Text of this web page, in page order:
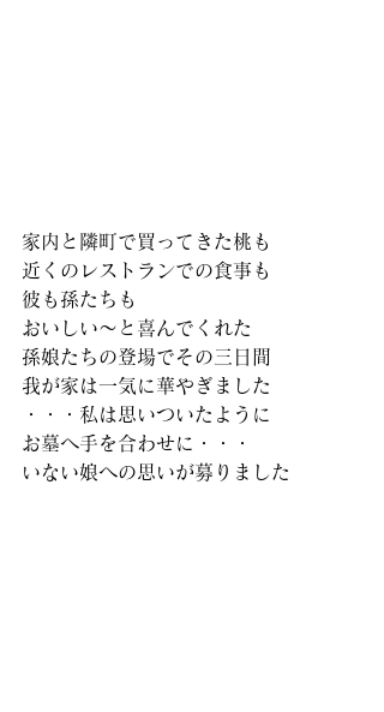
家内と隣町で買ってきた桃も
近くのレストランでの食事も
彼も孫たちも
おいしい～と喜んでくれた
孫娘たちの登場でその三日間
我が家は一気に華やぎました
・・・私は思いついたように
お墓へ手を合わせに・・・
いない娘への思いが募りました